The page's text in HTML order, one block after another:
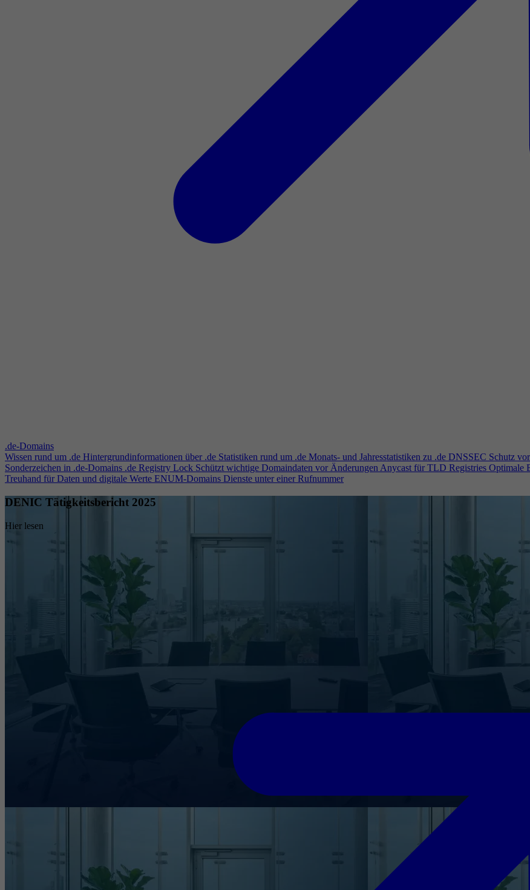
.de-Domains
Wissen rund um .de Hintergrundinformationen über .de Statistiken rund um .de Monats- und Jahresstatistiken zu .de DNSSEC Schutz
Sonderzeichen in .de-Domains .de Registry Lock Schützt wichtige Domaindaten vor ÄnderungenAnycast für TLD Registries Optimale
Treuhand für Daten und digitale Werte ENUM-Domains Dienste unter einer Rufnummer
DENIC Tätigkeitsbericht 2025
Hier lesen